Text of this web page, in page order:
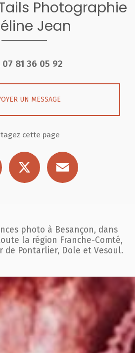
Photographie
Jean
07 81 36 05 92
UN MESSAGE
cette page
Facebook
photo à Besançon, dans
la région Franche-Comté,
Pontarlier, Dole et Vesoul.